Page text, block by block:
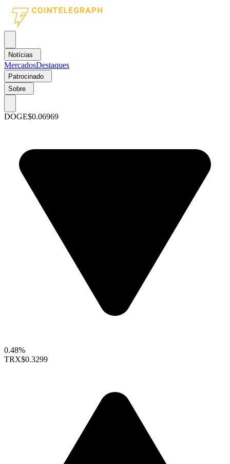
Notícias
MercadosDestaques
Patrocinado
Sobre
DOGE$0.06969
0.48%
TRX$0.3299